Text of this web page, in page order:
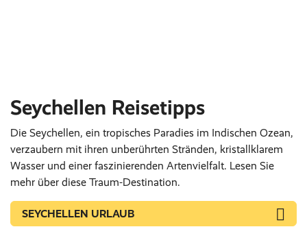
Seychellen Reisetipps
Die Seychellen, ein tropisches Paradies im Indischen Ozean,
verzaubern mit ihren unberührten Stränden, kristallklarem
Wasser und einer faszinierenden Artenvielfalt. Lesen Sie
mehr über diese Traum-Destination.
SEYCHELLEN URLAUB